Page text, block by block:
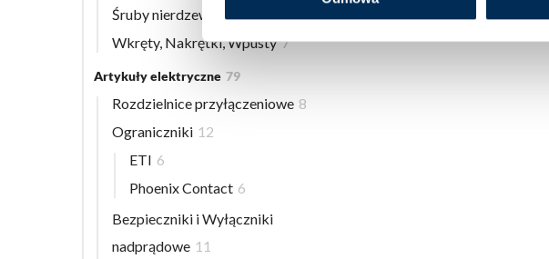
Śruby nierdzewne
Wkręty, Nakrętki, Wpusty 7
Artykuły elektryczne 79
Rozdzielnice przyłączeniowe 8
Ograniczniki 12
ETI 6
Phoenix Contact 6
Bezpieczniki i Wyłączniki
nadprądowe 11